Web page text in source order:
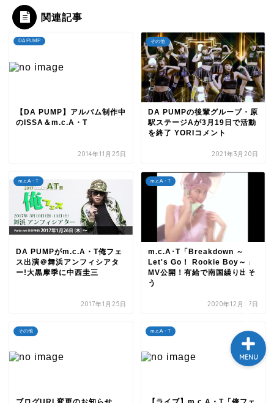
関連記事
DA PUMP
【DA PUMP】アルバム制作中
のISSA＆m.c.A・T
2014年11月25日
その他
DA PUMPの後輩グループ・原
駅ステージAが3月19日で活動
を終了 YORIコメント
2021年3月20日
m.c.A・T
DA PUMPがm.c.A・T俺フェ
ス出演＠舞浜アンフィシアタ
ー!大黒摩季に中西圭三
2017年1月25日
m.c.A・T
m.c.A･T「Breakdown ～
Let's Go！ Rookie Boy～」
MV公開！有給で南国繰り出そ
う
2020年12月27日
その他 m.c.A・T
MENU
TOP
ラジオ
メゾン・ド・ミュージック
～DA PUMP YORIの晴れ
ばれラジオ～
ライブ・イベント